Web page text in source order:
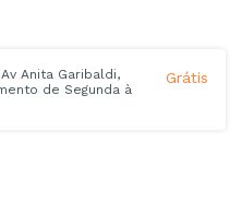
Anita Garibaldi,
de Segunda à
Grátis